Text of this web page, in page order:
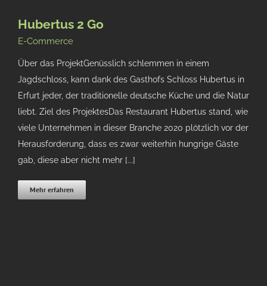
Hubertus 2 Go
E-Commerce
Über das ProjektGenüsslich schlemmen in einem
Jagdschloss, kann dank des Gasthofs Schloss Hubertus in
Erfurt jeder, der traditionelle deutsche Küche und die Natur
liebt. Ziel des ProjektesDas Restaurant Hubertus stand, wie
viele Unternehmen in dieser Branche 2020 plötzlich vor der
Herausforderung, dass es zwar weiterhin hungrige Gäste
gab, diese aber nicht mehr [...]
Mehr erfahren